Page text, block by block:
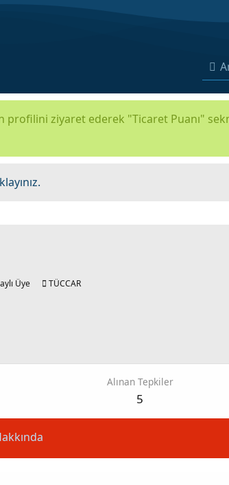
profilini ziyaret ederek "Ticaret Puanı"
Üye TÜCCAR
Alınan Tepkiler
5